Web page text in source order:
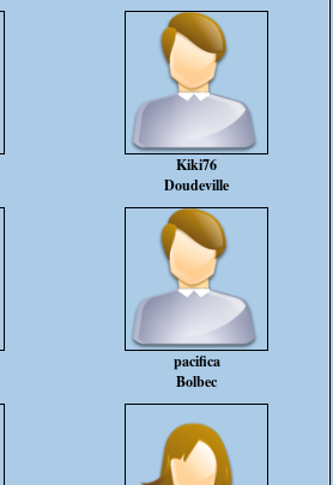
Kiki76
Doudeville
pacifica
Bolbec